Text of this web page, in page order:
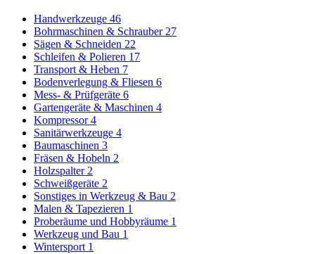
Handwerkzeuge 46
Bohrmaschinen & Schrauber 27
Sägen & Schneiden 22
Schleifen & Polieren 17
Transport & Heben 7
Bodenverlegung & Fliesen 6
Mess- & Prüfgeräte 6
Gartengeräte & Maschinen 4
Kompressor 4
Sanitärwerkzeuge 4
Baumaschinen 3
Fräsen & Hobeln 2
Holzspalter 2
Schweißgeräte 2
Sonstiges in Werkzeug & Bau 2
Malen & Tapezieren 1
Proberäume und Hobbyräume 1
Werkzeug und Bau 1
Wintersport 1